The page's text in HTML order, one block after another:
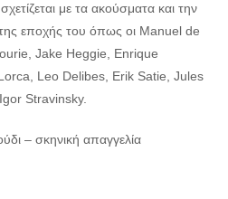
με τα ακούσματα και την
εποχής του όπως οι Manuel de
Jake Heggie, Enrique
Leo Delibes, Erik Satie, Jules
Stravinsky.
– σκηνική απαγγελία